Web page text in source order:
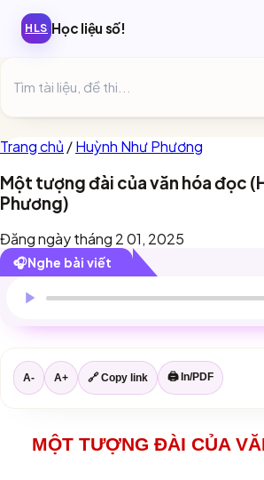
HLS Học liệu số!
Trang chủ /Huỳnh Như Phương
Một tượng đài của văn hóa đọc
Phương)
Đăng ngày tháng 2 01, 2025
🎧Nghe bài viết
Trình duyệt này chưa hỗ trợ đọc bài
A- A+ 🔗 Copy link 🖨 In/PDF
MỘT TƯỢNG ĐÀI CỦA